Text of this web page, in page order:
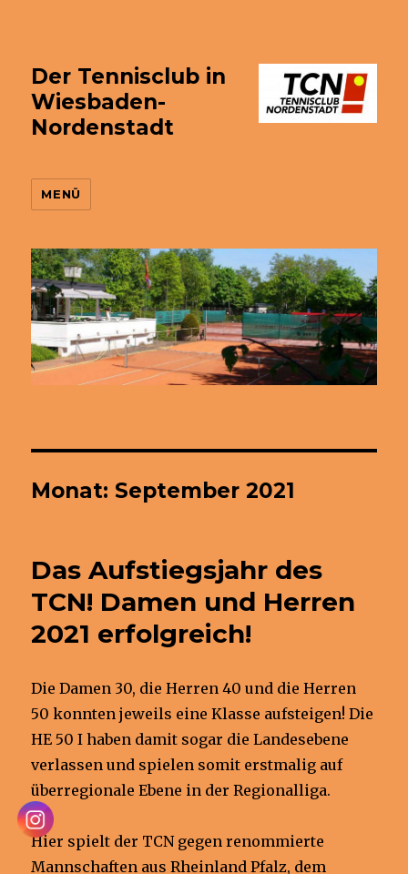
Der Tennisclub in
Wiesbaden-
Nordenstadt
MENÜ
Monat: September 2021
Das Aufstiegsjahr des
TCN! Damen und Herren
2021 erfolgreich!
Die Damen 30, die Herren 40 und die Herren
50 konnten jeweils eine Klasse aufsteigen! Die
HE 50 I haben damit sogar die Landesebene
verlassen und spielen somit erstmalig auf
überregionale Ebene in der Regionalliga.
Hier spielt der TCN gegen renommierte
Mannschaften aus Rheinland Pfalz, dem